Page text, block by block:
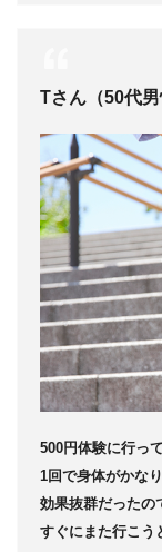
Tさん（50代男
500円体験に行っ
1回で身体がかな
効果抜群だったの
すぐにまた行こう